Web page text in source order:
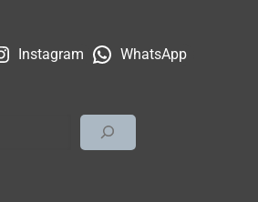
Instagram
WhatsApp